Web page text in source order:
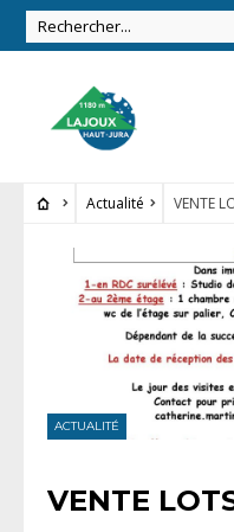
Actualité VENTE
ACTUALITÉ
VENTE